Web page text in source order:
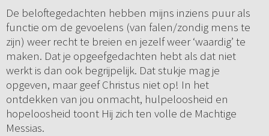
De beloftegedachten hebben mijns inziens puur als
functie om de gevoelens (van falen/zondig mens te
zijn) weer recht te breien en jezelf weer ‘waardig’ te
maken. Dat je opgeefgedachten hebt als dat niet
werkt is dan ook begrijpelijk. Dat stukje mag je
opgeven, maar geef Christus niet op! In het
ontdekken van jou onmacht, hulpeloosheid en
hopeloosheid toont Hij zich ten volle de Machtige
Messias.